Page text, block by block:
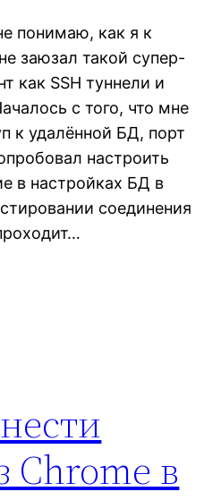
понимаю, как я к
заюзал такой супер-
как SSH туннели и
с того, что мне
к удалённой БД, порт
настроить
в настройках БД в
соединения
Chrome в